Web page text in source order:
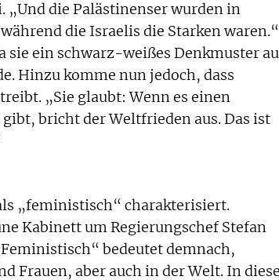
„Und die Palästinenser wurden in
die Israelis die Starken waren.“
sie ein schwarz-weißes Denkmuster
Hinzu komme nun jedoch, dass
„Sie glaubt: Wenn es einen
bricht der Weltfrieden aus. Das ist
„feministisch“ charakterisiert.
Kabinett um Regierungschef Stefan
bedeutet demnach,
Frauen, aber auch in der Welt. In